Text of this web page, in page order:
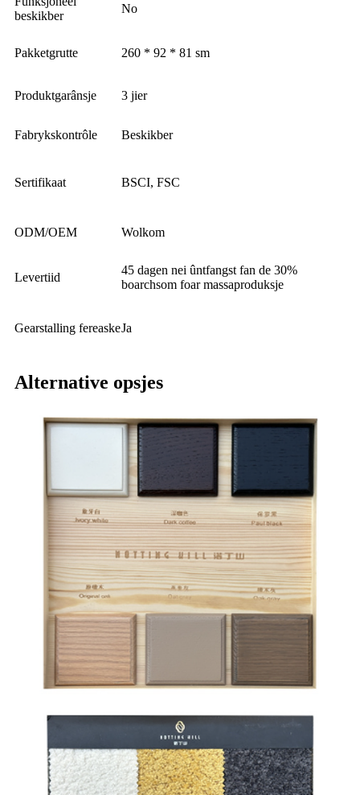
beskikber
No
Pakketgrutte 260 * 92 * 81 sm
Produktgarânsje 3 jier
Fabrykskontrôle Beskikber
Sertifikaat BSCI, FSC
ODM/OEM Wolkom
Levertiid
45 dagen nei ûntfangst fan de 30%
boarchsom foar massaproduksje
Gearstalling fereaskeJa
Alternative opsjes